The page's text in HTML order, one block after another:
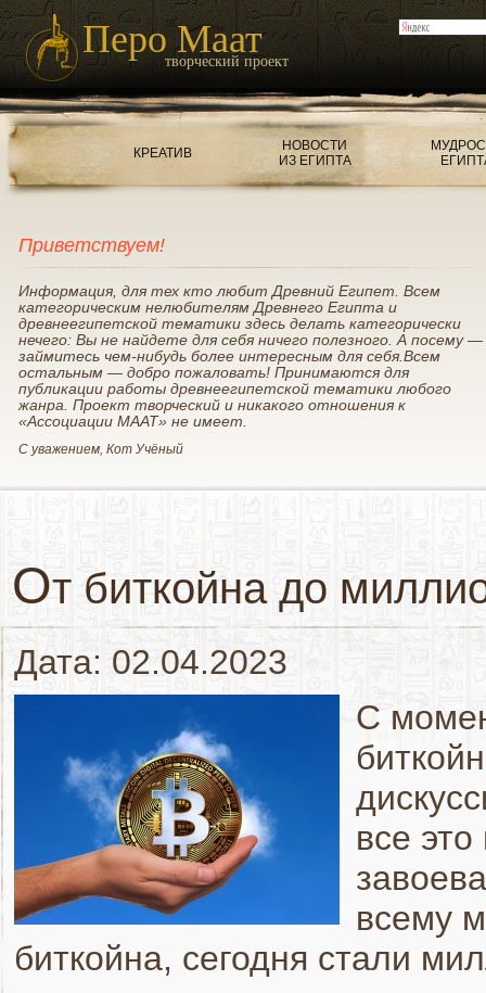
Перо Маат
творческий проект
КРЕАТИВ
НОВОСТИ
ИЗ ЕГИПТА
Приветствуем!
Информация, для тех кто любит Древний Египет. Всем
категорическим нелюбителям Древнего Египта и
древнеегипетской тематики здесь делать категорически
нечего: Вы не найдете для себя ничего полезного. А посему —
займитесь чем-нибудь более интересным для себя.Всем
остальным — добро пожаловать! Принимаются для
публикации работы древнеегипетской тематики любого
жанра. Проект творческий и никакого отношения к
«Ассоциации МААТ» не имеет.
С уважением, Кот Учёный
От биткойна до
Дата: 02.04.2023
С
все
всему
биткойна, сегодня стали